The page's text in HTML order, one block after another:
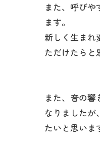
また、呼び
ます。
新しく生まれ
ただけたらと
また、音の
なりましたが
たいと思いま